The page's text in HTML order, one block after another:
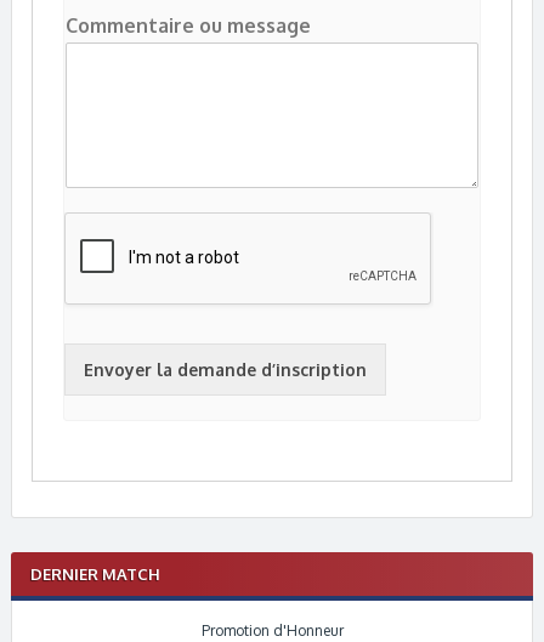
d
e
g
e
Commentaire ou message
Envoyer la demande d’inscription
DERNIER MATCH
Promotion d'Honneur